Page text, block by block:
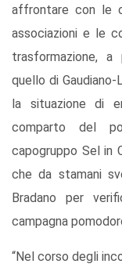
affrontare con le
associazioni e le
trasformazione, a
quello di
la situazione di
comparto del
capogruppo Sel in
che da stamani
Bradano per
campagna
“Nel corso degli